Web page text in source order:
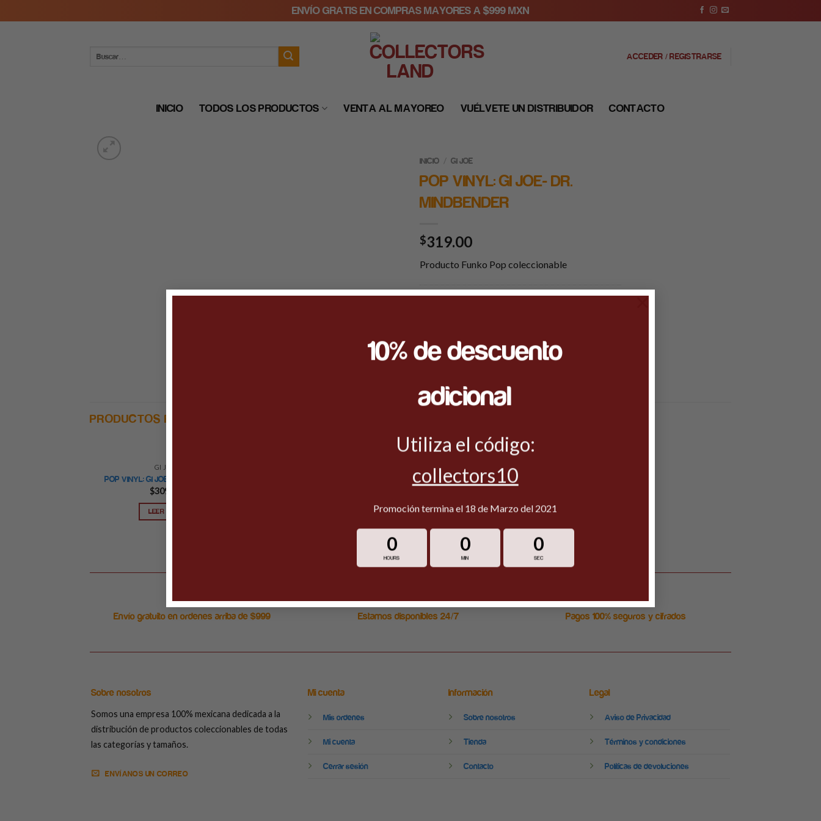
10% de descuento
adicional
Utiliza el código:
collectors10
Promoción termina el 18 de Marzo del 2021
0
HOURS
0
MIN
0
SEC
×
to
ENVÍO GRATIS EN COMPRAS MAYORES A $999 MXN
ACCEDER / REGISTRARSE
INICIO TODOS LOS PRODUCTOS VENTA AL MAYOREO VUÉLVETE UN DISTRIBUIDOR CONTACTO
INICIO / GI JOE
POP VINYL: GI JOE- DR.
MINDBENDER
$319.00
Producto Funko Pop coleccionable
SKU:50910
PRODUCTOS RELACIONADOS
GI JOE
POP VINYL: GI JOE- LEATHERNECK
$309.00
LEER MÁS
Envío gratuito en ordenes arriba de $999 Estamos disponibles 24/7 Pagos 100% seguros y cifrados
Sobre nosotros
Somos una empresa 100% mexicana dedicada a la
distribución de productos coleccionables de todas
las categorías y tamaños.
ENVÍANOS UN CORREO
Mi cuenta
Mis ordenes
Mi cuenta
Cerrar sesión
Información
Sobre nosotros
Tienda
Contacto
Legal
Aviso de Privacidad
Términos y condiciones
Políticas de devoluciones